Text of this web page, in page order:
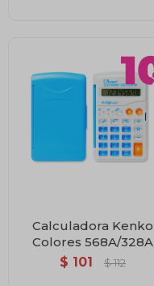
Calculadora Kenko
Colores 568A/328A
$ 101 $ 112